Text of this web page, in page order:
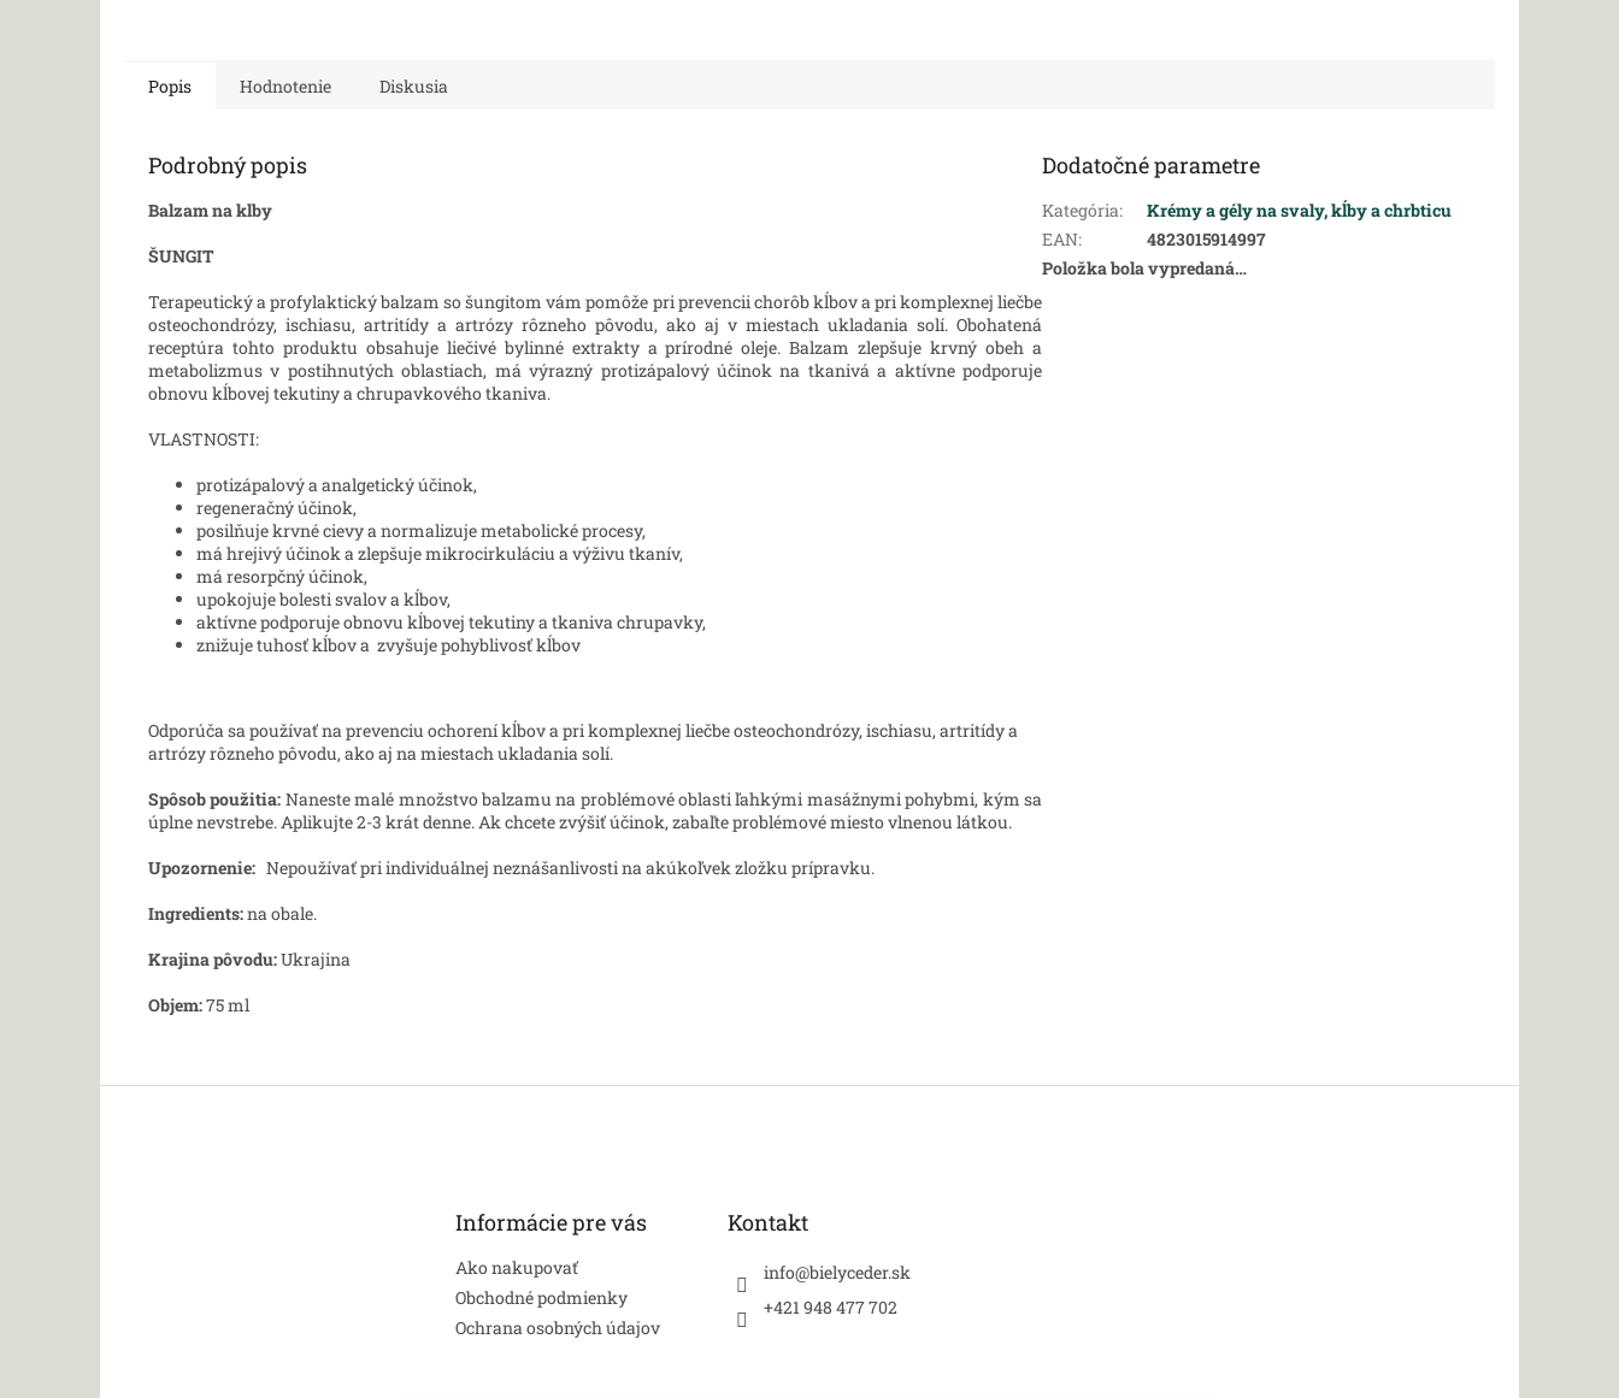
Popis Hodnotenie Diskusia
Podrobný popis
Balzam na klby
ŠUNGIT
Terapeutický a profylaktický balzam so šungitom vám pomôže pri prevencii chorôb kĺbov a pri komplexnej liečbe
osteochondrózy, ischiasu, artritídy a artrózy rôzneho pôvodu, ako aj v miestach ukladania solí. Obohatená
receptúra tohto produktu obsahuje liečivé bylinné extrakty a prírodné oleje. Balzam zlepšuje krvný obeh a
metabolizmus v postihnutých oblastiach, má výrazný protizápalový účinok na tkanivá a aktívne podporuje
obnovu kĺbovej tekutiny a chrupavkového tkaniva.
VLASTNOSTI:
protizápalový a analgetický účinok,
regeneračný účinok,
posilňuje krvné cievy a normalizuje metabolické procesy,
má hrejivý účinok a zlepšuje mikrocirkuláciu a výživu tkanív,
má resorpčný účinok,
upokojuje bolesti svalov a kĺbov,
aktívne podporuje obnovu kĺbovej tekutiny a tkaniva chrupavky,
znižuje tuhosť kĺbov a zvyšuje pohyblivosť kĺbov
Odporúča sa používať na prevenciu ochorení kĺbov a pri komplexnej liečbe osteochondrózy, ischiasu, artritídy a
artrózy rôzneho pôvodu, ako aj na miestach ukladania solí.
Spôsob použitia: Naneste malé množstvo balzamu na problémové oblasti ľahkými masážnymi pohybmi, kým sa
úplne nevstrebe. Aplikujte 2-3 krát denne. Ak chcete zvýšiť účinok, zabaľte problémové miesto vlnenou látkou.
Upozornenie: Nepoužívať pri individuálnej neznášanlivosti na akúkoľvek zložku prípravku.
Ingredients:na obale.
Krajina pôvodu:Ukrajina
Objem:75 ml
Dodatočné parametre
Kategória:
Krémy a gély na svaly, kĺby a chrbticu
EAN:
4823015914997
Položka bola vypredaná…
Informácie pre vás
Ako nakupovať
Obchodné podmienky
Ochrana osobných údajov
Kontakt
info@bielyceder.sk
+421 948 477 702